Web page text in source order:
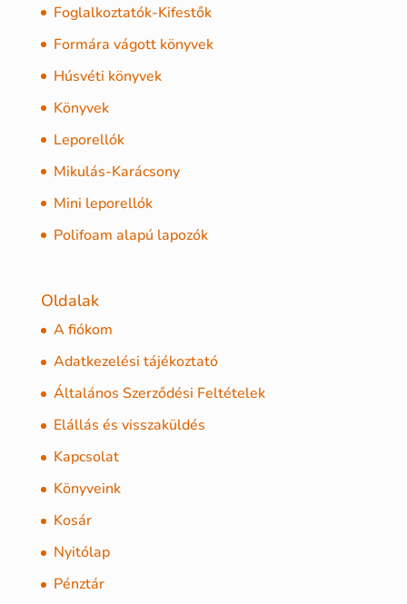
Foglalkoztatók-Kifestők
Formára vágott könyvek
Húsvéti könyvek
Könyvek
Leporellók
Mikulás-Karácsony
Mini leporellók
Polifoam alapú lapozók
Oldalak
A fiókom
Adatkezelési tájékoztató
Általános Szerződési Feltételek
Elállás és visszaküldés
Kapcsolat
Könyveink
Kosár
Nyitólap
Pénztár